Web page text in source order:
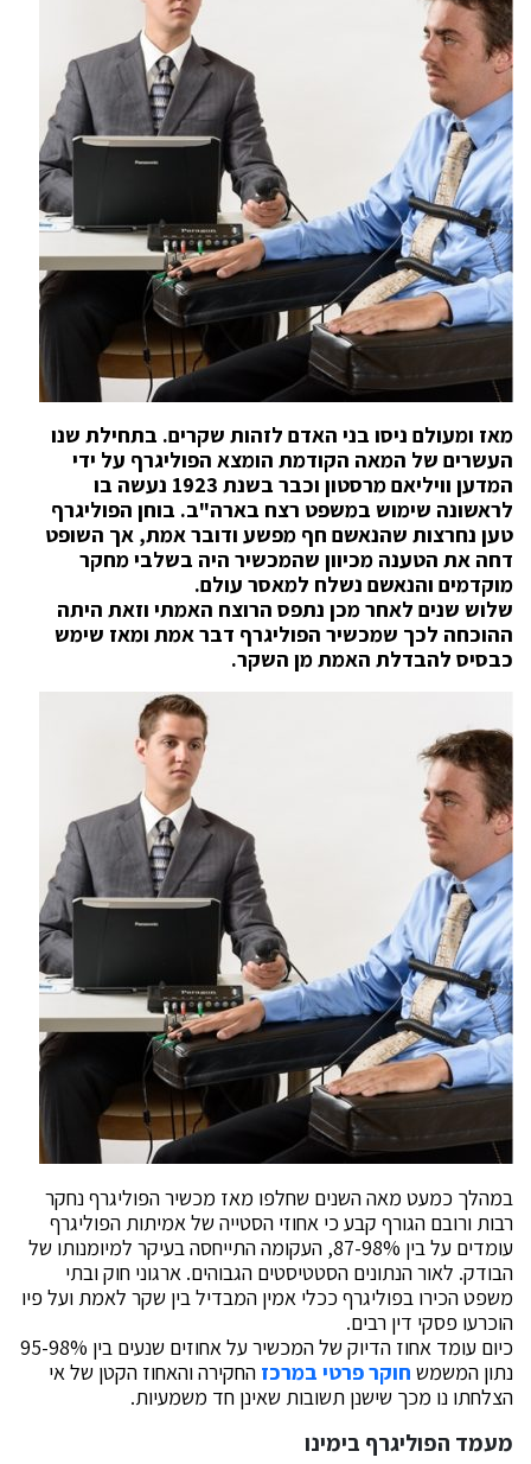
מאז ומעולם ניסו בני האדם לזהות שקרים. בתחילת שנו
העשרים של המאה הקודמת הומצא הפוליגרף על ידי
המדען וויליאם מרסטון וכבר בשנת 1923 נעשה בו
לראשונה שימוש במשפט רצח בארה"ב. בוחן הפוליגרף
טען נחרצות שהנאשם חף מפשע ודובר אמת, אך השופט
דחה את הטענה מכיוון שהמכשיר היה בשלבי מחקר
מוקדמים והנאשם נשלח למאסר עולם.
שלוש שנים לאחר מכן נתפס הרוצח האמתי וזאת היתה
ההוכחה לכך שמכשיר הפוליגרף דבר אמת ומאז שימש
כבסיס להבדלת האמת מן השקר.
במהלך כמעט מאה השנים שחלפו מאז מכשיר הפוליגרף נחקר
רבות ורובם הגורף קבע כי אחוזי הסטייה של אמיתות הפוליגרף
עומדים על בין 87-98%, העקומה התייחסה בעיקר למיומנותו של
הבודק. לאור הנתונים הסטטיסטים הגבוהים. ארגוני חוק ובתי
משפט הכירו בפוליגרף ככלי אמין המבדיל בין שקר לאמת ועל פיו
הוכרעו פסקי דין רבים.
כיום עומד אחוז הדיוק של המכשיר על אחוזים שנעים בין 95-98%
נתון המשמש חוקר פרטי במרכז החקירה והאחוז הקטן של אי
הצלחתו נו מכך שישנן תשובות שאינן חד משמעיות.
מעמד הפוליגרף בימינו